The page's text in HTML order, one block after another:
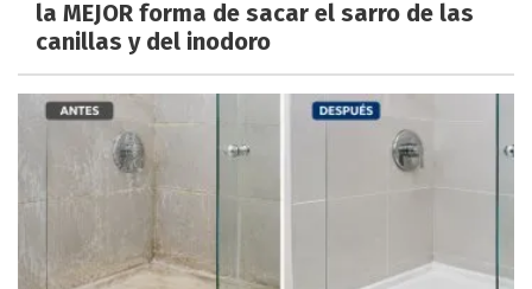
la MEJOR forma de sacar el sarro de las
canillas y del inodoro